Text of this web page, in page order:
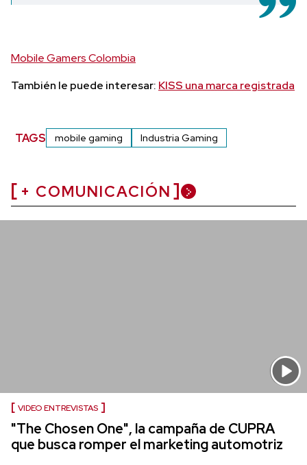
Mobile Gamers Colombia
También le puede interesar: KISS una marca registrada
TAGS mobile gaming Industria Gaming
+ COMUNICACIÓN
VIDEO ENTREVISTAS
"The Chosen One", la campaña de CUPRA
que busca romper el marketing automotriz